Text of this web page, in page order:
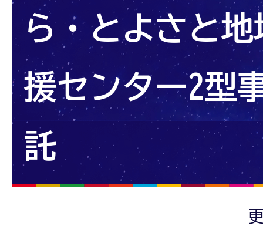
ら・とよさと
援センター2型
託